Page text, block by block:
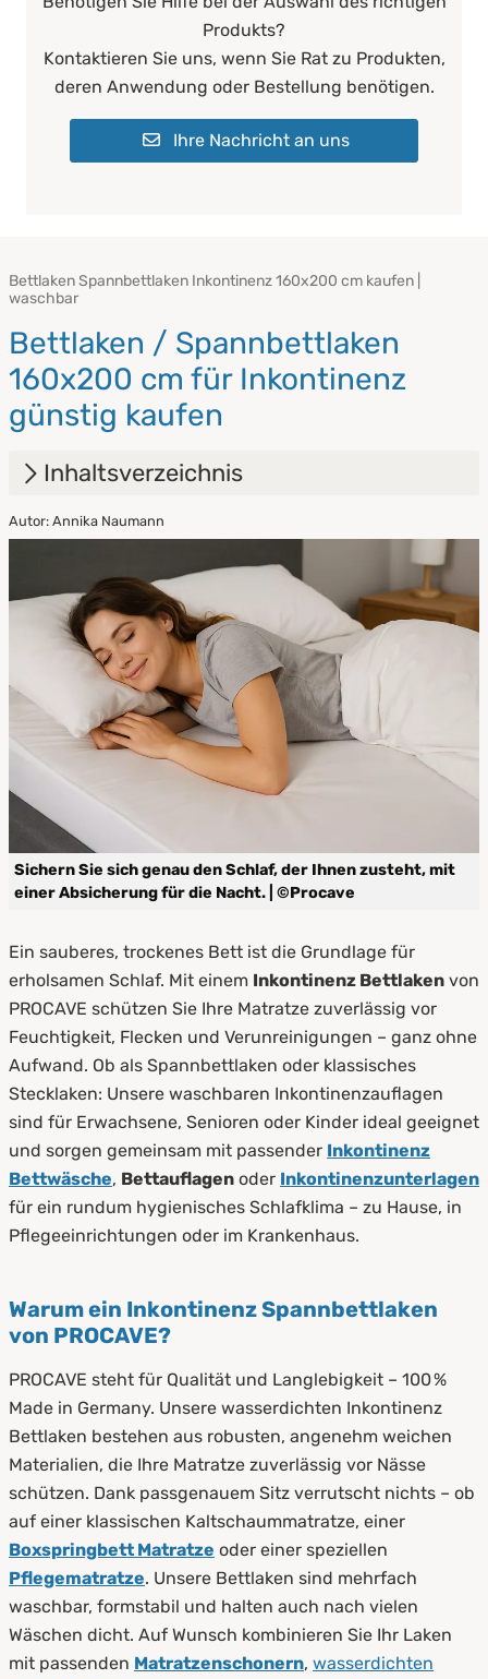
Produkts?
Kontaktieren Sie uns, wenn Sie Rat zu Produkten,
deren Anwendung oder Bestellung benötigen.
Ihre Nachricht an uns
Bettlaken Spannbettlaken Inkontinenz 160x200 cm kaufen |
waschbar
Bettlaken / Spannbettlaken
160x200 cm für Inkontinenz
günstig kaufen
Inhaltsverzeichnis
1. Warum ein Inkontinenz Spannbettlaken von
2. Spannbettlaken oder Stecklaken? Die
Unterschiede im Überblick
Waschbare Inkontinenz Bettlaken –
Pflegeleicht & hygienisch
Die richtige Größe für jedes Bett
Jetzt sorglos schlafen – mit PROCAVE
Autor: Annika Naumann
Sichern Sie sich genau den Schlaf, der Ihnen zusteht, mit
einer Absicherung für die Nacht. | ©Procave
Ein sauberes, trockenes Bett ist die Grundlage für
erholsamen Schlaf. Mit einem Inkontinenz Bettlaken von
PROCAVE schützen Sie Ihre Matratze zuverlässig vor
Feuchtigkeit, Flecken und Verunreinigungen – ganz ohne
Aufwand. Ob als Spannbettlaken oder klassisches
Stecklaken: Unsere waschbaren Inkontinenzauflagen
sind für Erwachsene, Senioren oder Kinder ideal geeignet
und sorgen gemeinsam mit passender Inkontinenz
Bettwäsche, Bettauflagen oder Inkontinenzunterlagen
für ein rundum hygienisches Schlafklima – zu Hause, in
Pflegeeinrichtungen oder im Krankenhaus.
Warum ein Inkontinenz Spannbettlaken
von PROCAVE?
PROCAVE steht für Qualität und Langlebigkeit – 100 %
Made in Germany. Unsere wasserdichten Inkontinenz
Bettlaken bestehen aus robusten, angenehm weichen
Materialien, die Ihre Matratze zuverlässig vor Nässe
schützen. Dank passgenauem Sitz verrutscht nichts – ob
auf einer klassischen Kaltschaummatratze, einer
Boxspringbett Matratze oder einer speziellen
Pflegematratze. Unsere Bettlaken sind mehrfach
waschbar, formstabil und halten auch nach vielen
Wäschen dicht. Auf Wunsch kombinieren Sie Ihr Laken
mit passenden Matratzenschonern, wasserdichten